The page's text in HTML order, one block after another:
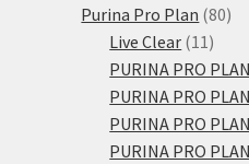
Purina Pro Plan 8080
Live Clear 11 11
PURINA PRO PLAN
PURINA PRO
PURINA PRO
PURINA PRO